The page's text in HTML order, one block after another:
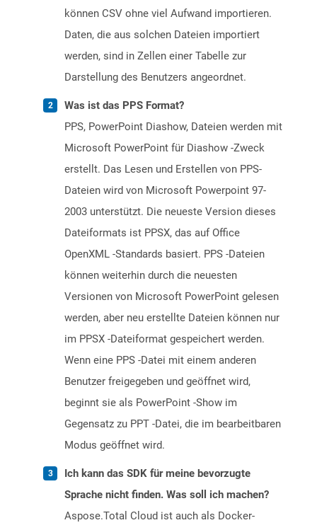
können CSV ohne viel Aufwand importieren.
Daten, die aus solchen Dateien importiert
werden, sind in Zellen einer Tabelle zur
Darstellung des Benutzers angeordnet.
Was ist das PPS Format?
PPS, PowerPoint Diashow, Dateien werden mit
Microsoft PowerPoint für Diashow -Zweck
erstellt. Das Lesen und Erstellen von PPS-
Dateien wird von Microsoft Powerpoint 97-
2003 unterstützt. Die neueste Version dieses
Dateiformats ist PPSX, das auf Office
OpenXML -Standards basiert. PPS -Dateien
können weiterhin durch die neuesten
Versionen von Microsoft PowerPoint gelesen
werden, aber neu erstellte Dateien können nur
im PPSX -Dateiformat gespeichert werden.
Wenn eine PPS -Datei mit einem anderen
Benutzer freigegeben und geöffnet wird,
beginnt sie als PowerPoint -Show im
Gegensatz zu PPT -Datei, die im bearbeitbaren
Modus geöffnet wird.
Ich kann das SDK für meine bevorzugte
Sprache nicht finden. Was soll ich machen?
Aspose.Total Cloud ist auch als Docker-